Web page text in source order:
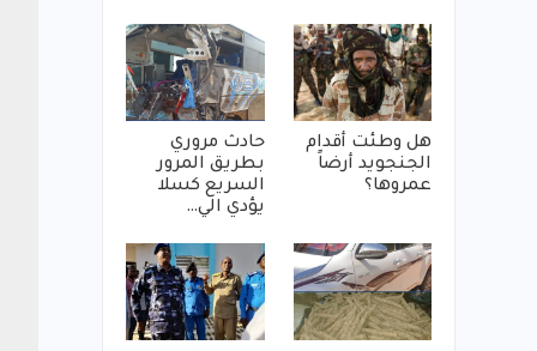
هل وطئت أقدام
الجنجويد أرضاً
عمروها؟
حادث مروري
بطريق المرور
السريع كسلا
يؤدي الي…